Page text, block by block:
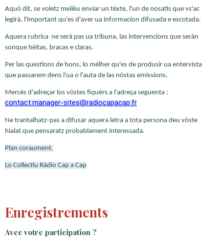
Aquò dit, se voletz meilèu enviar un tèxte, l'un de nosatis que vs'ac
legirà, l'important qu'es d'aver ua informacion difusada e escotada.
Aquera rubrica ne serà pas ua tribuna, las intervencions que seràn
sonque hèitas, bracas e claras.
Per las questions de hons, lo mélher qu'es de produsir ua entervista
que passarem dens l'ua o l'auta de las nòstas emissions.
Mercés d'adreçar los vòstes fiquèrs a l'adreça seguenta :
contact.manager-sites@radiocapacap.fr
Ne trantalhatz-pas a difusar aquera letra a tota persona deu vòste
hialat que pensaratz probablament interessada.
Plan coraument.
Lo Collectiu Ràdio Cap a Cap
Enregistrements
Avec votre participation ?